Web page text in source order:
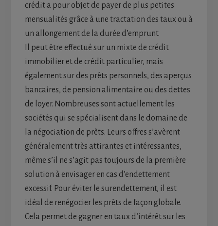
crédit a pour objet de payer de plus petites
mensualités grâce à une tractation des taux ou à
un allongement de la durée d’emprunt.
Il peut être effectué sur un mixte de crédit
immobilier et de crédit particulier, mais
également sur des prêts personnels, des aperçus
bancaires, de pension alimentaire ou des dettes
de loyer. Nombreuses sont actuellement les
sociétés qui se spécialisent dans le domaine de
la négociation de prêts. Leurs offres s’avèrent
généralement très attirantes et intéressantes,
même s’il ne s’agit pas toujours de la première
solution à envisager en cas d’endettement
excessif. Pour éviter le surendettement, il est
idéal de renégocier les prêts de façon globale.
Cela permet de gagner en taux d’intérêt sur les